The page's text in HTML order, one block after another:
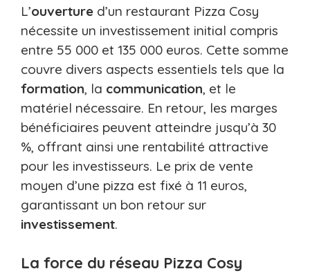
L’ouverture d’un restaurant Pizza Cosy
nécessite un investissement initial compris
entre 55 000 et 135 000 euros. Cette somme
couvre divers aspects essentiels tels que la
formation, la communication, et le
matériel nécessaire. En retour, les marges
bénéficiaires peuvent atteindre jusqu’à 30
%, offrant ainsi une rentabilité attractive
pour les investisseurs. Le prix de vente
moyen d’une pizza est fixé à 11 euros,
garantissant un bon retour sur
investissement.
La force du réseau Pizza Cosy